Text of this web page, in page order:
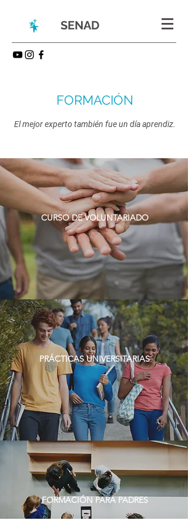
SENAD
FORMACIÓN
El mejor experto también fue un día aprendiz.
CURSO DE VOLUNTARIADO
PRÁCTICAS UNIVERSITARIAS
FORMACIÓN PARA PADRES